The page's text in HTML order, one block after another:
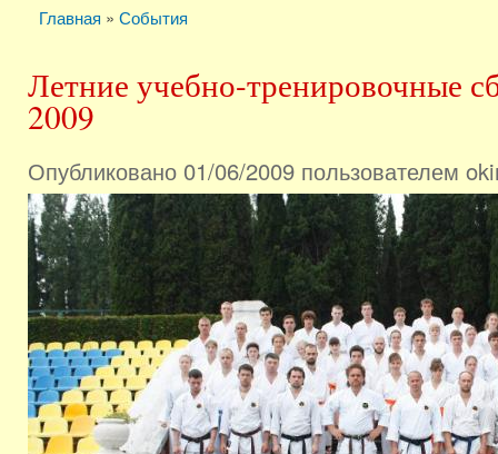
Главная » События
Летние учебно-тренировочные
2009
Опубликовано 01/06/2009 пользователем